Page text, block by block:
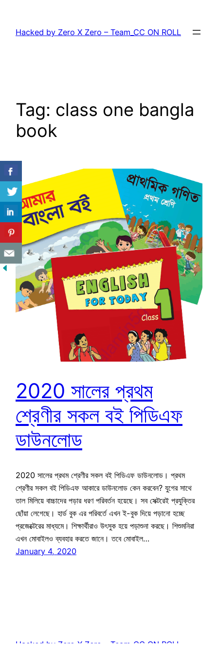
content
Hacked by Zero X Zero – Team_CC ON ROLL
Tag: class one bangla
book
2020 সালের প্রথম
শ্রেণীর সকল বই পিডিএফ
ডাউনলোড
2020 সালের প্রথম শ্রেণীর সকল বই পিডিএফ ডাউনলোড। প্রথম
শ্রেণীর সকল বই পিডিএফ আকারে ডাউনলোড কেন করবেন? যুগের সাথে
তাল মিলিয়ে বাচ্চাদের পড়ার ধরণ পরিবর্তন হয়েছে। সব সেক্টরেই প্রযুক্তির
ছোঁয়া লেগেছে। হার্ড বুক এর পরিবর্তে এখন ই-বুক দিয়ে পড়ানো হচ্ছে
প্রজেক্টেরের মাধ্যমে। শিক্ষার্থীরাও উৎসুক হয়ে পড়াশুনা করছে। শিশুমনিরা
এখন মোবাইলও ব্যবহার করতে জানে। তবে মোবাইল…
January 4, 2020
Hacked by Zero X Zero – Team_CC ON ROLL